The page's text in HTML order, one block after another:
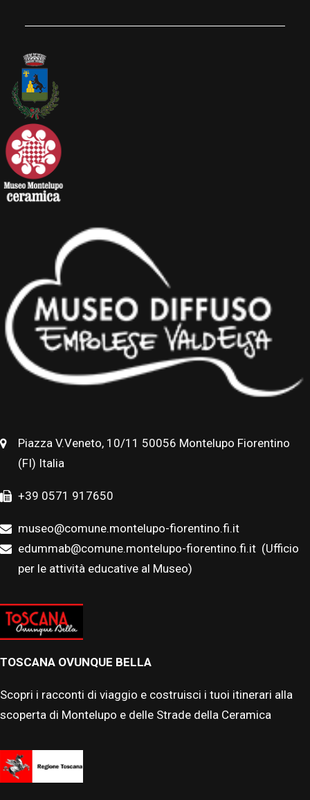
Piazza V.Veneto, 10/11 50056 Montelupo Fiorentino
(FI) Italia
+39 0571 917650
museo@comune.montelupo-fiorentino.fi.it
edummab@comune.montelupo-fiorentino.fi.it (Ufficio
per le attività educative al Museo)
TOSCANA OVUNQUE BELLA
Scopri i racconti di viaggio e costruisci i tuoi itinerari alla
scoperta di Montelupo e delle Strade della Ceramica